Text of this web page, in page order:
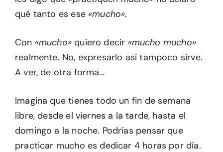
qué tanto es ese «mucho».
Con «mucho» quiero decir «mucho mucho»
realmente. No, expresarlo así tampoco sirve.
A ver, de otra forma…
Imagina que tienes todo un fin de semana
libre, desde el viernes a la tarde, hasta el
domingo a la noche. Podrías pensar que
practicar mucho es dedicar 4 horas por día.